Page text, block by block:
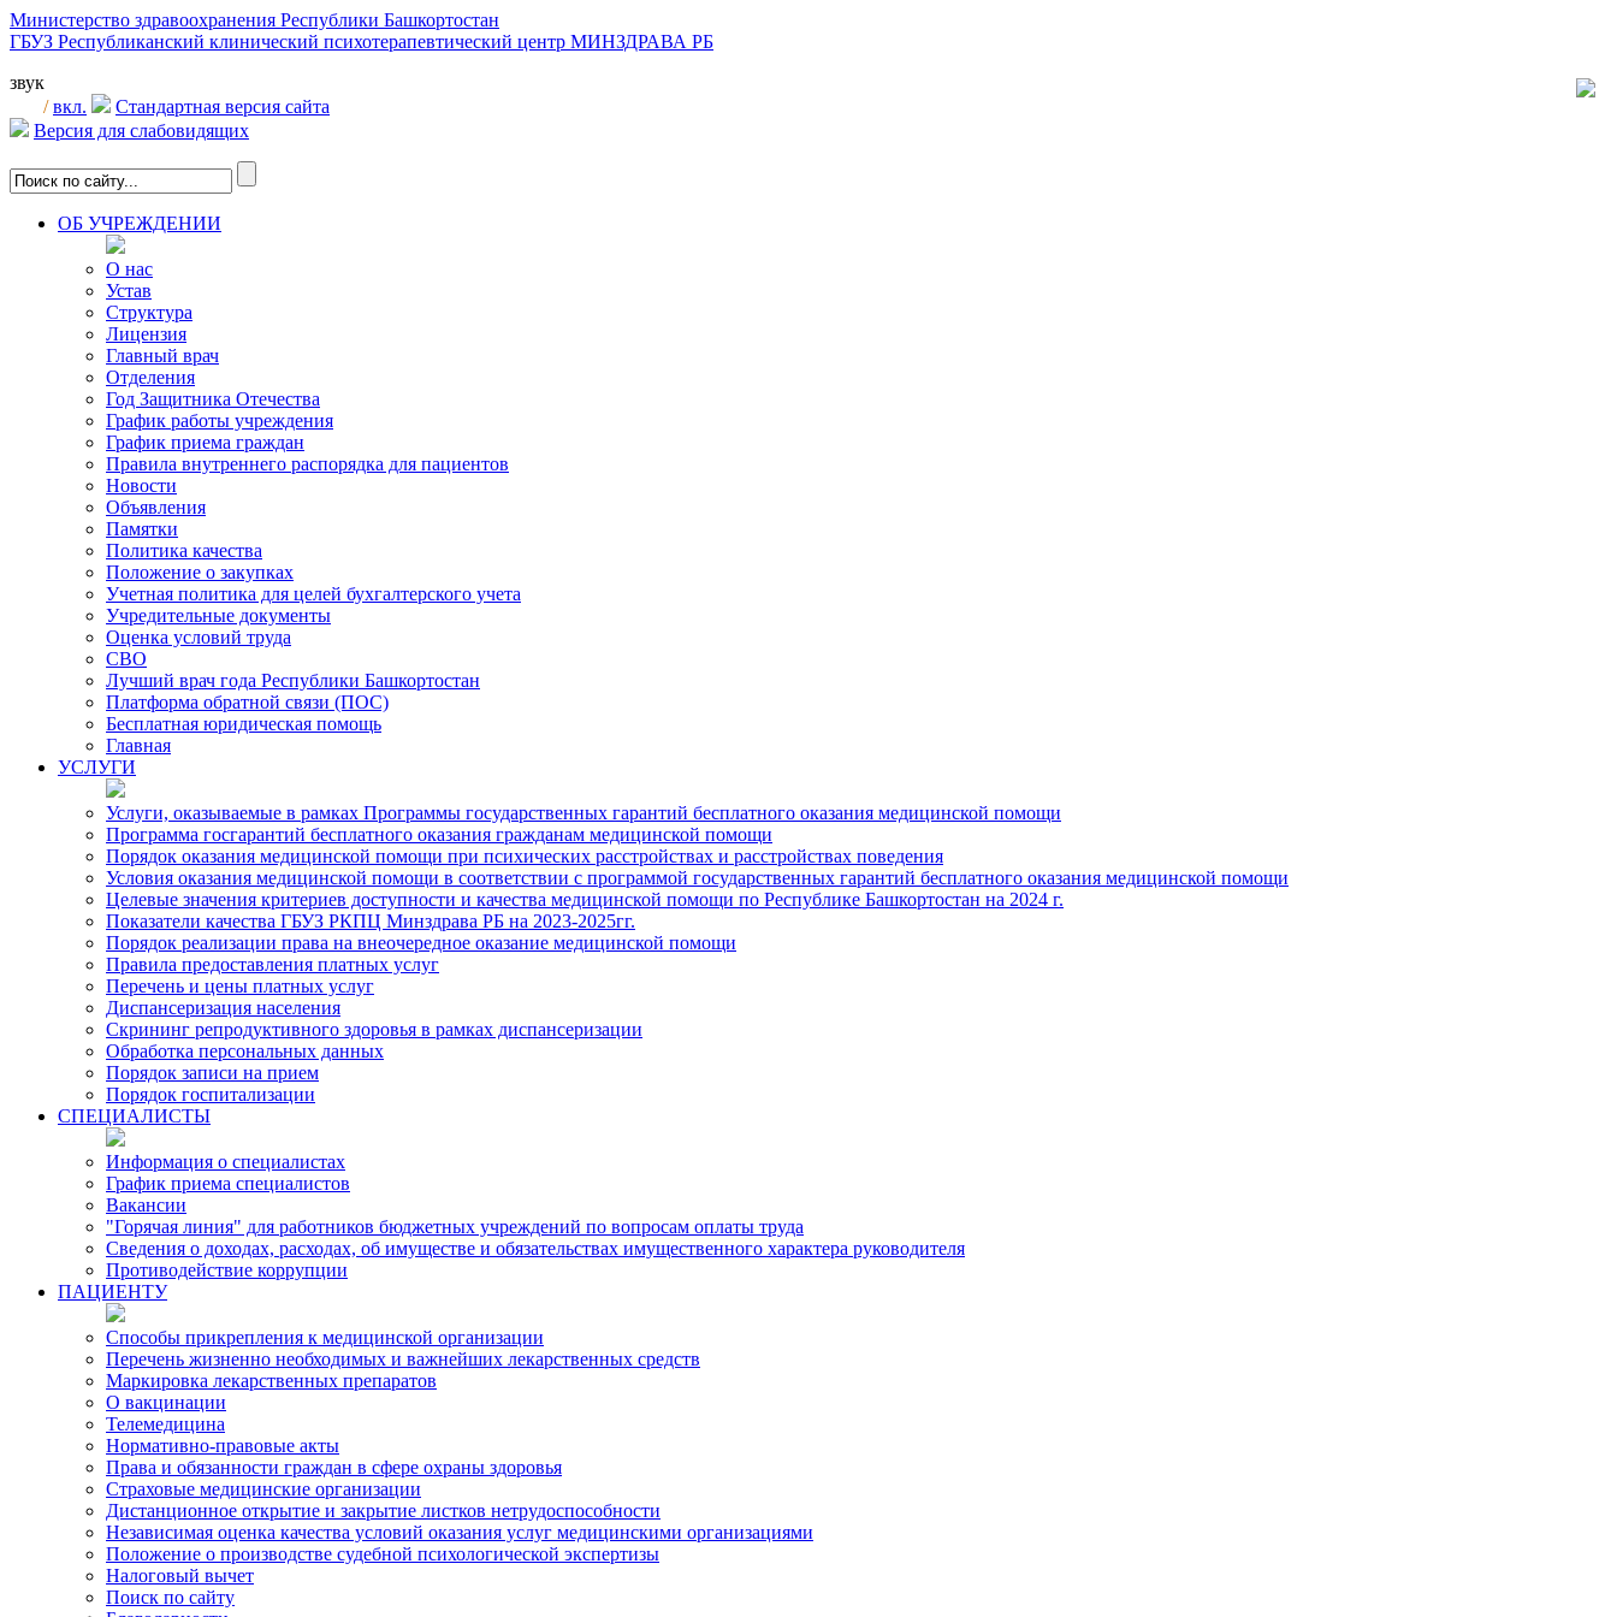
Министерство здравоохранения Республики Башкортостан
ГБУЗ Республиканский клинический психотерапевтический центр МИНЗДРАВА РБ
звук
/ вкл.
Стандартная версия сайта
Версия для слабовидящих
ОБ УЧРЕЖДЕНИИ
О нас
Устав
Структура
Лицензия
Главный врач
Отделения
Год Защитника Отечества
График работы учреждения
График приема граждан
Правила внутреннего распорядка для пациентов
Новости
Объявления
Памятки
Политика качества
Положение о закупках
Учетная политика для целей бухгалтерского учета
Учредительные документы
Оценка условий труда
СВО
Лучший врач года Республики Башкортостан
Платформа обратной связи (ПОС)
Бесплатная юридическая помощь
Главная
УСЛУГИ
Услуги, оказываемые в рамках Программы государственных гарантий бесплатного оказания медицинской помощи
Программа госгарантий бесплатного оказания гражданам медицинской помощи
Порядок оказания медицинской помощи при психических расстройствах и расстройствах поведения
Условия оказания медицинской помощи в соответствии с программой государственных гарантий бесплатного оказания медицинской помощи
Целевые значения критериев доступности и качества медицинской помощи по Республике Башкортостан на 2024 г.
Показатели качества ГБУЗ РКПЦ Минздрава РБ на 2023-2025гг.
Порядок реализации права на внеочередное оказание медицинской помощи
Правила предоставления платных услуг
Перечень и цены платных услуг
Диспансеризация населения
Скрининг репродуктивного здоровья в рамках диспансеризации
Обработка персональных данных
Порядок записи на прием
Порядок госпитализации
СПЕЦИАЛИСТЫ
Информация о специалистах
График приема специалистов
Вакансии
"Горячая линия" для работников бюджетных учреждений по вопросам оплаты труда
Сведения о доходах, расходах, об имуществе и обязательствах имущественного характера руководителя
Противодействие коррупции
ПАЦИЕНТУ
Способы прикрепления к медицинской организации
Перечень жизненно необходимых и важнейших лекарственных средств
Маркировка лекарственных препаратов
О вакцинации
Телемедицина
Нормативно-правовые акты
Права и обязанности граждан в сфере охраны здоровья
Страховые медицинские организации
Дистанционное открытие и закрытие листков нетрудоспособности
Независимая оценка качества условий оказания услуг медицинскими организациями
Положение о производстве судебной психологической экспертизы
Налоговый вычет
Поиск по сайту